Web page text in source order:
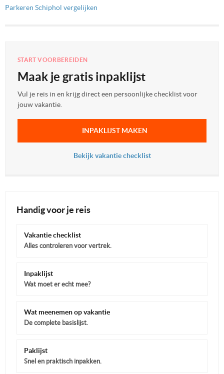
Parkeren Schiphol vergelijken
START VOORBEREIDEN
Maak je gratis inpaklijst
Vul je reis in en krijg direct een persoonlijke checklist voor
jouw vakantie.
INPAKLIJST MAKEN
Bekijk vakantie checklist
Handig voor je reis
Vakantie checklist
Alles controleren voor vertrek.
Inpaklijst
Wat moet er echt mee?
Wat meenemen op vakantie
De complete basislijst.
Paklijst
Snel en praktisch inpakken.